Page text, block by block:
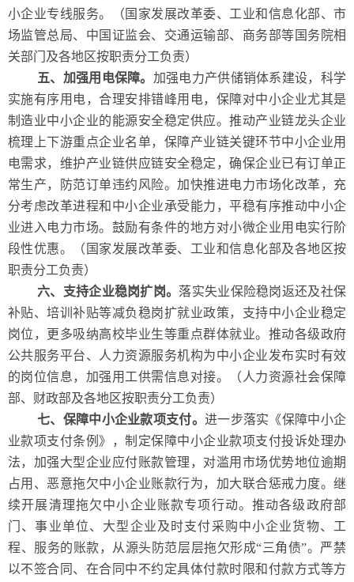
小企业专线服务。（国家发展改革委、工业和信息化部、市
场监管总局、中国证监会、交通运输部、商务部等国务院相
关部门及各地区按职责分工负责）
五、加强用电保障。 加强电力产供储销体系建设，科学
实施有序用电，合理安排错峰用电，保障对中小企业尤其是
制造业中小企业的能源安全稳定供应。推动产业链龙头企业
梳理上下游重点企业名单，保障产业链关键环节中小企业用
电需求，维护产业链供应链安全稳定，确保企业已有订单正
常生产，防范订单违约风险。加快推进电力市场化改革，充
分考虑改革进程和中小企业承受能力，平稳有序推动中小企
业进入电力市场。鼓励有条件的地方对小微企业用电实行阶
段性优惠。（国家发展改革委、工业和信息化部及各地区按
职责分工负责）
六、支持企业稳岗扩岗。 落实失业保险稳岗返还及社保
补贴、培训补贴等减负稳岗扩就业政策，支持中小企业稳定
岗位，更多吸纳高校毕业生等重点群体就业。推动各级政府
公共服务平台、人力资源服务机构为中小企业发布实时有效
的岗位信息，加强用工供需信息对接。（人力资源社会保障
部、财政部及各地区按职责分工负责）
七、保障中小企业款项支付。 进一步落实《保障中小企
业款项支付条例》，制定保障中小企业款项支付投诉处理办
法，加强大型企业应付账款管理，对滥用市场优势地位逾期
占用、恶意拖欠中小企业账款行为，加大联合惩戒力度。继
续开展清理拖欠中小企业账款专项行动。推动各级政府部
门、事业单位、大型企业及时支付采购中小企业货物、工
程、服务的账款，从源头防范层层拖欠形成“三角债”。严禁
以不签合同、在合同中不约定具体付款时限和付款方式等方